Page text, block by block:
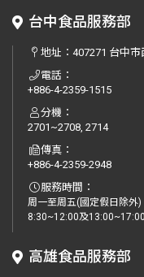
台中食品服務部
地址：407271 台中
電話：
+886-4-2359-1515
分機：
2701~2708, 2714
傳真：
+886-4-2359-2948
服務時間：
周一至周五(國定假日除外)
8:30~12:00及13:00~17:00
高雄食品服務部